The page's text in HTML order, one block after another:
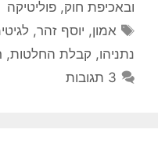
ובאכיפת חוק, פוליטיקה
תגיות
אמון, יוסף זהר,
נתניהו, קבלת החלטות,
3 תגובות